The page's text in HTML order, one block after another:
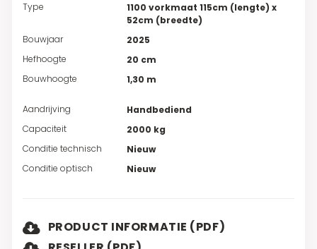
Type
1100 vorkmaat 115cm (lengte) x
52cm (breedte)
Bouwjaar
2025
Hefhoogte
20 cm
Bouwhoogte
1,30 m
Aandrijving
Handbediend
Capaciteit
2000 kg
Conditie technisch
Nieuw
Conditie optisch
Nieuw
PRODUCT INFORMATIE (PDF)